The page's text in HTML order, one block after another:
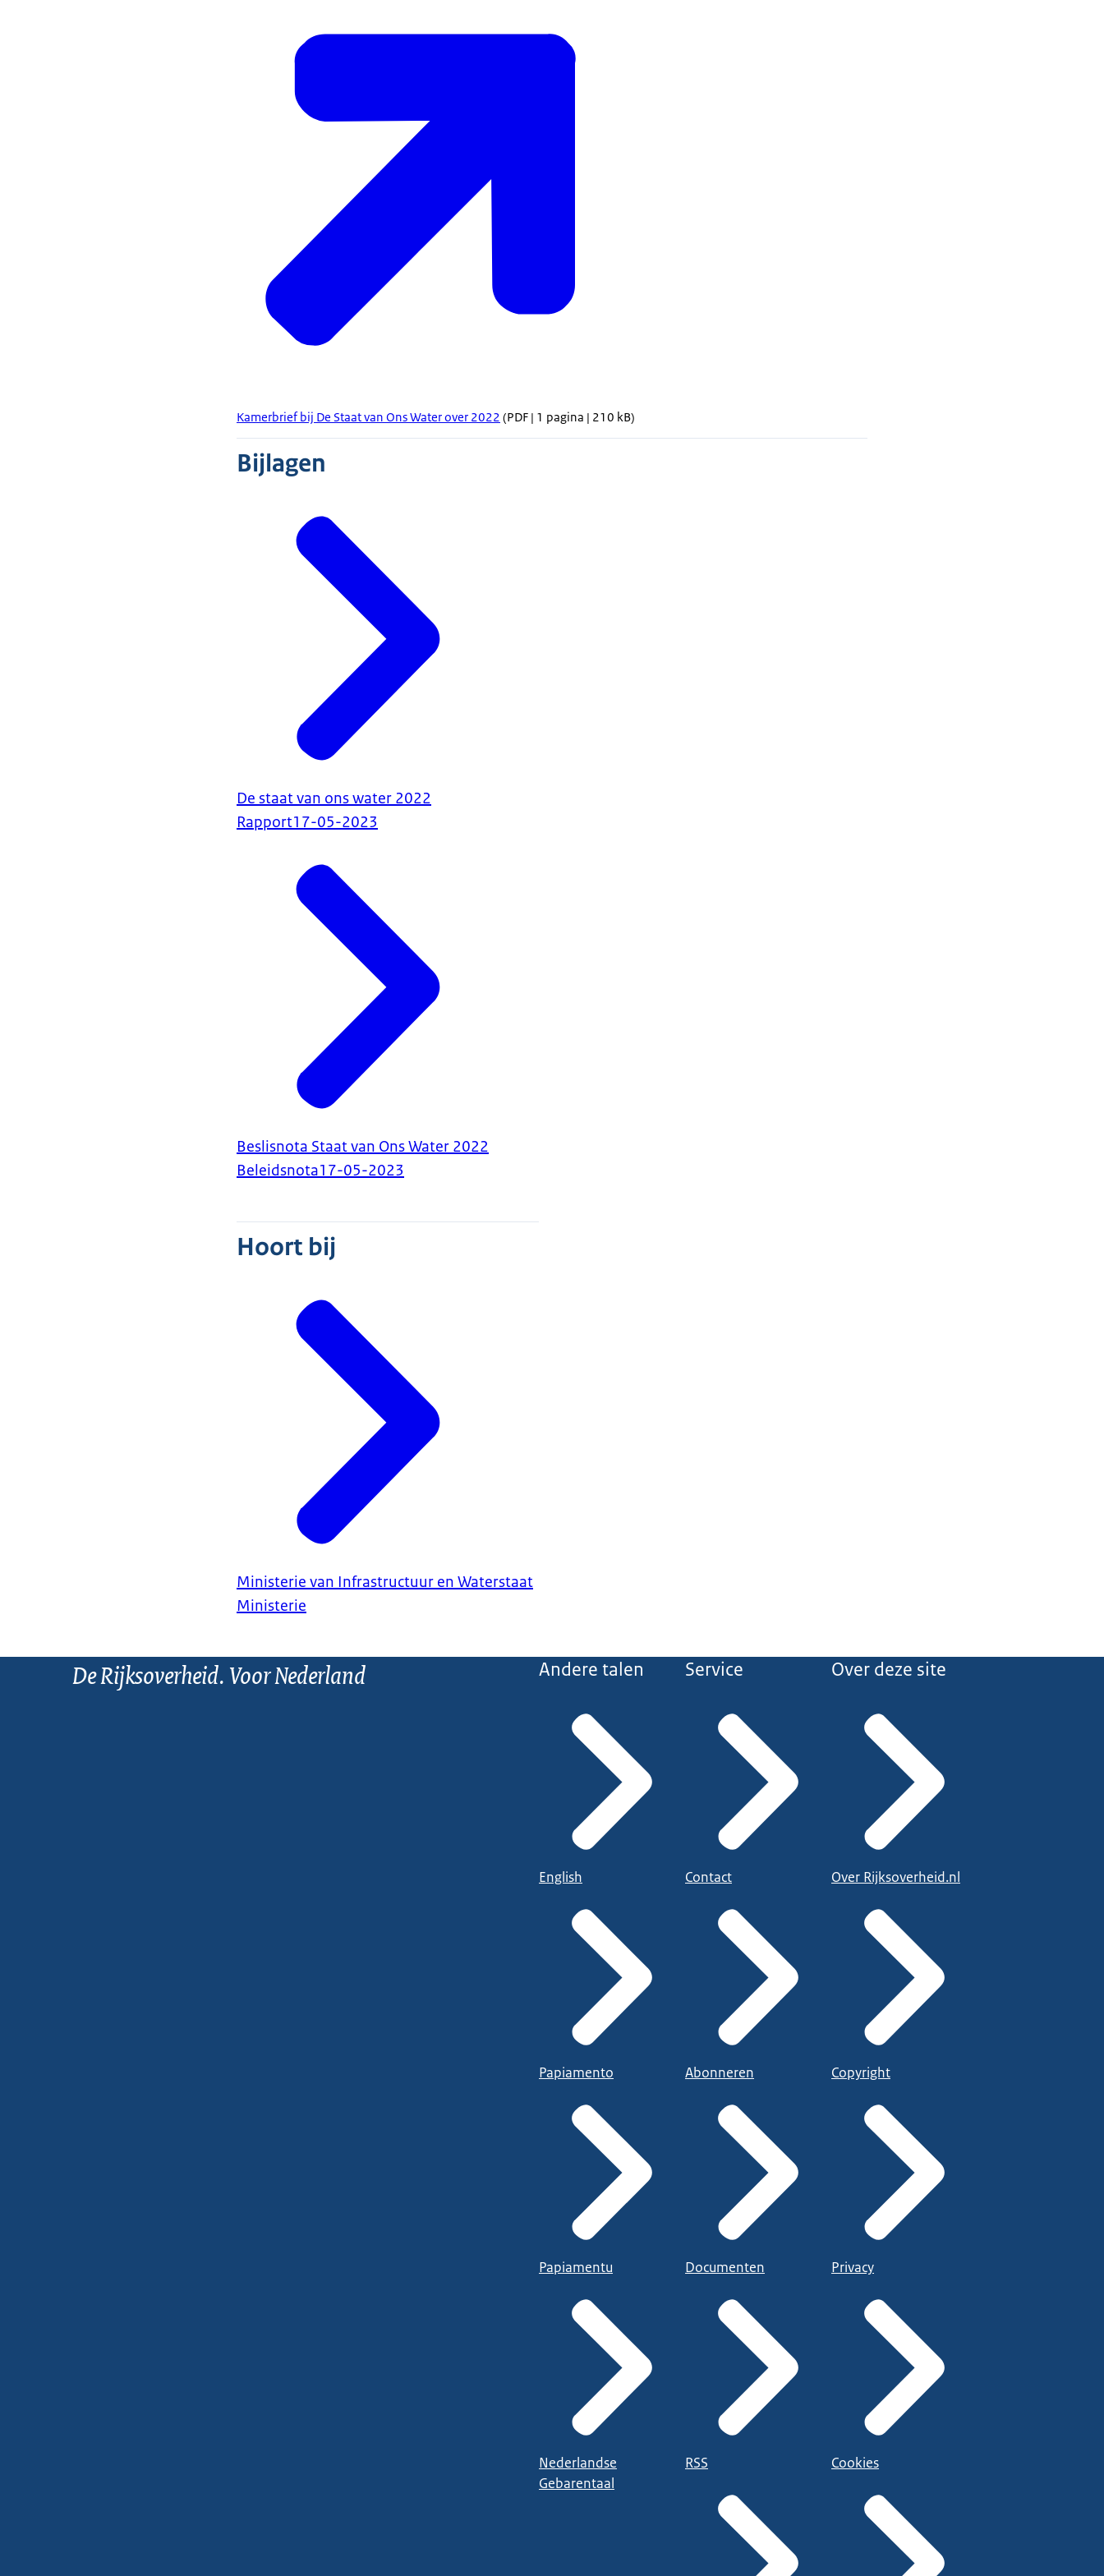
Kamerbrief bij De Staat van Ons Water over 2022 (PDF | 1 pagina | 210 kB)
Bijlagen
De staat van ons water 2022
Rapport17-05-2023
Beslisnota Staat van Ons Water 2022
Beleidsnota17-05-2023
Hoort bij
Ministerie van Infrastructuur en Waterstaat
Ministerie
De Rijksoverheid. Voor Nederland Andere talen
English
Papiamento
Papiamentu
Nederlandse
Gebarentaal
Service
Contact
Abonneren
Documenten
RSS
Over deze site
Over Rijksoverheid.nl
Copyright
Privacy
Cookies